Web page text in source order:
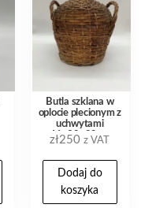
Butla szklana w
oplocie plecionym z
uchwytami
41x30x20cm
zł250 z VAT
Dodaj do
koszyka